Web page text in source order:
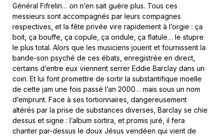
Général Fifrelin… on n’en sait guère plus. Tous ces
messieurs sont accompagnés par leurs compagnes
respectives, et la fête privée vire rapidement à l’orgie : ça
boit, ça bouffe, ça copule, ça ondule, ça flatule… le stupre
le plus total. Alors que les musiciens jouent et fournissent la
bande-son psyché de ces ébats, enregistrée en direct,
certains d’entre eux viennent serrer Eddie Barclay dans un
coin. Et lui font promettre de sortir la substantifique moelle
de cette jam une fois passé l’an 2000… mais sous un nom
d’emprunt. Face à ses tortionnaires, dangereusement
altérés par la prise de substances diverses, Barclay se chie
dessus et signe : l’album sortira, et promis juré, il fera
chanter par-dessus le doux Jésus vendéen qui vient de